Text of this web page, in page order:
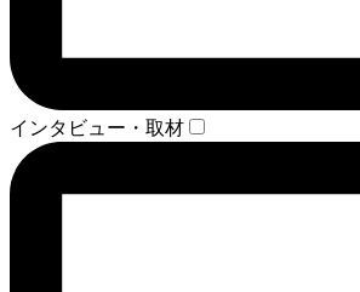
インタビュー・取材